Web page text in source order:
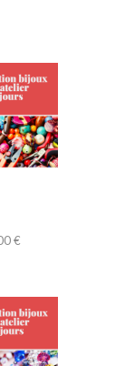
€